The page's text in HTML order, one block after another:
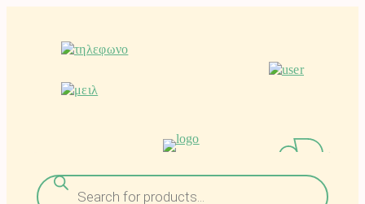
περιεχόμενο
Αναζήτηση
προϊόντων